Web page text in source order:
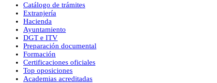
Catálogo de trámites
Extranjería
Hacienda
Ayuntamiento
DGT e ITV
Preparación documental
Formación
Certificaciones oficiales
Top oposiciones
Academias acreditadas